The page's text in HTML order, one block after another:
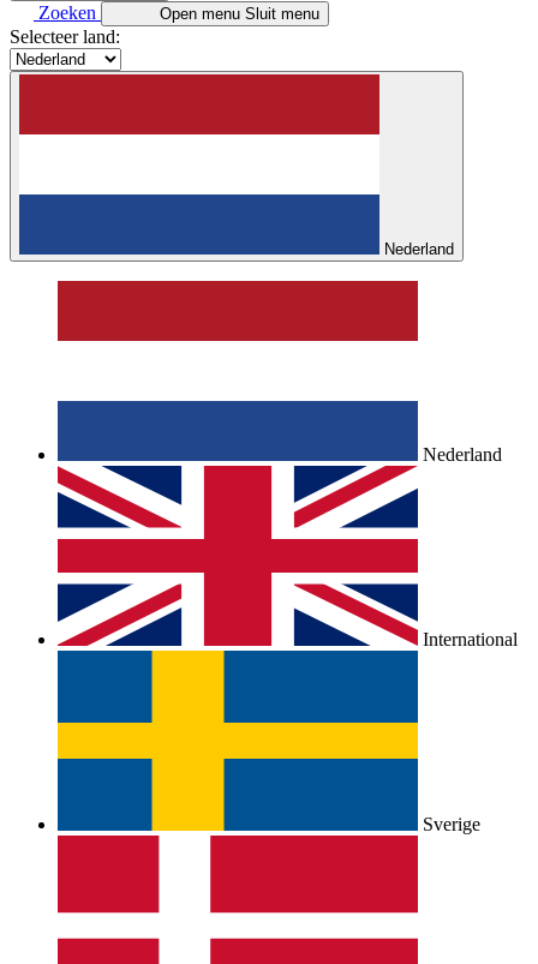
Zoeken Open menu Sluit menu
Selecteer land:
Nederland
Nederland
International
Sverige